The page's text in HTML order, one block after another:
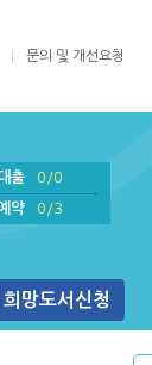
문의 및 개선요청
출
0/0
약
0/3
희망도서신청